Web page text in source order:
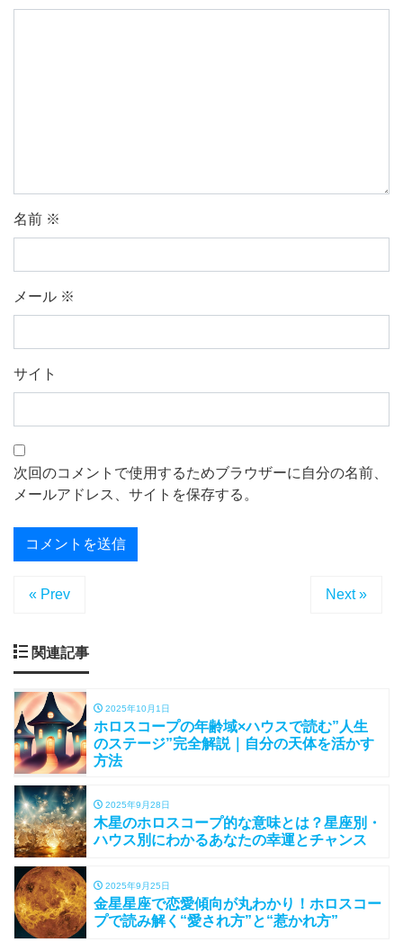
名前 ※
メール ※
サイト
次回のコメントで使用するためブラウザーに自分の名前、
メールアドレス、サイトを保存する。
« Prev Next »
関連記事
2025年10月1日
ホロスコープの年齢域×ハウスで読む”人生
のステージ”完全解説｜自分の天体を活かす
方法
2025年9月28日
木星のホロスコープ的な意味とは？星座別・
ハウス別にわかるあなたの幸運とチャンス
2025年9月25日
金星星座で恋愛傾向が丸わかり！ホロスコー
プで読み解く“愛され方”と“惹かれ方”